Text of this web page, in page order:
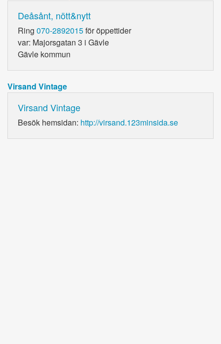
Deåsånt, nött&nytt
Ring 070-2892015för öppettider
var: Majorsgatan 3 i Gävle
Gävle kommun
Virsand Vintage
Virsand Vintage
Besök hemsidan: http://virsand.123minsida.se